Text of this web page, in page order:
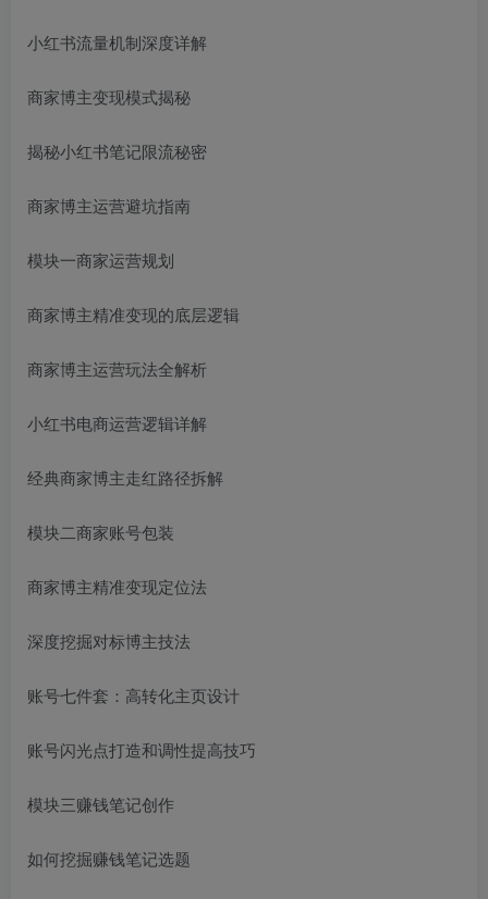
小红书流量机制深度详解
商家博主变现模式揭秘
揭秘小红书笔记限流秘密
商家博主运营避坑指南
模块一商家运营规划
商家博主精准变现的底层逻辑
商家博主运营玩法全解析
小红书电商运营逻辑详解
经典商家博主走红路径拆解
模块二商家账号包装
商家博主精准变现定位法
深度挖掘对标博主技法
账号七件套：高转化主页设计
账号闪光点打造和调性提高技巧
模块三赚钱笔记创作
如何挖掘赚钱笔记选题